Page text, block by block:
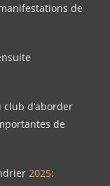
de
d’aborder
de
2025: